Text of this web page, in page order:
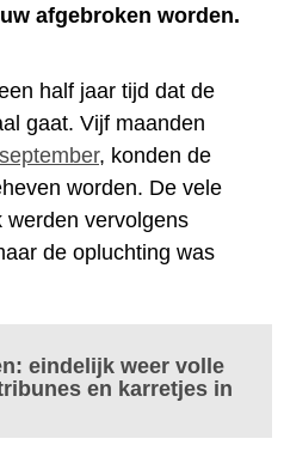
afgebroken worden.
half jaar tijd dat de
gaat. Vijf maanden
, konden de
worden. De vele
werden vervolgens
de opluchting was
eindelijk weer volle
en karretjes in